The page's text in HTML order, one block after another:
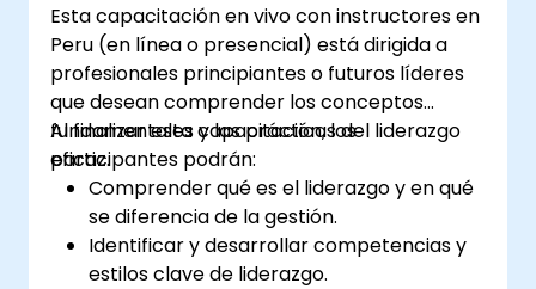
Esta capacitación en vivo con instructores en
Peru (en línea o presencial) está dirigida a
profesionales principiantes o futuros líderes
que desean comprender los conceptos
fundamentales y las prácticas del liderazgo
eficaz.
Al finalizar esta capacitación, los
participantes podrán:
Comprender qué es el liderazgo y en qué
se diferencia de la gestión.
Identificar y desarrollar competencias y
estilos clave de liderazgo.